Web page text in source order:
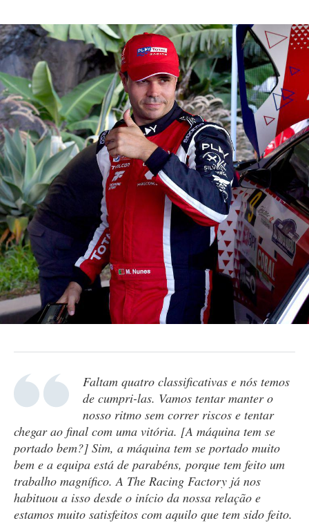
Faltam quatro classificativas e nós temos
de cumpri-las. Vamos tentar manter o
nosso ritmo sem correr riscos e tentar
chegar ao final com uma vitória. [A máquina tem se
portado bem?] Sim, a máquina tem se portado muito
bem e a equipa está de parabéns, porque tem feito um
trabalho magnífico. A The Racing Factory já nos
habituou a isso desde o início da nossa relação e
estamos muito satisfeitos com aquilo que tem sido feito.